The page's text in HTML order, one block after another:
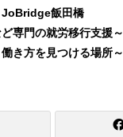
飯田橋
専門の就労移行支援～
き方を見つける場所～